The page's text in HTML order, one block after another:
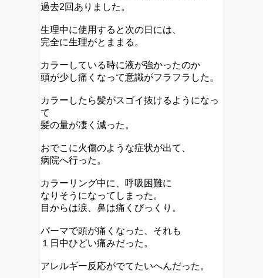
過去2回ありました。
生理中に使用すると次の日には、
完全に生理がとままる。
カラーしている時に液が強かったのか
頭が少し痛くなって意識がフラフラした。
カラーしたら髪がスゴイ抜けるようになっ
て
髪の量が凄く減った。
おでこに火傷のような症状が出て、
病院へ行った。
カラーリング中に、呼吸困難に
なりそうになってしまった。
目からは涙、鼻は痛くびっくり。
パーマで頭が痛くなった、それも
１日中ひどい痛みだった。
アレルギー反応がでてたいへんだった。